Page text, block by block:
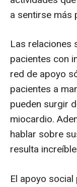
a sentirse más
Las relaciones
pacientes con
red de apoyo
pacientes a
pueden surgir
miocardio.
hablar sobre
resulta
El apoyo